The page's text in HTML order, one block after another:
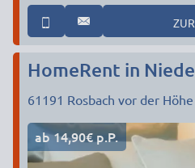
61191 Rosbach vor der Höhe
ab 14,90€ p.P.